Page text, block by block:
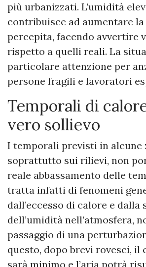
più urbanizzati. L’umidità
contribuisce ad aumentare
percepita, facendo avvertire
rispetto a quelli reali. La
particolare attenzione per
persone fragili e lavoratori
Temporali di
vero sollievo
I temporali previsti in alcune
soprattutto sui rilievi, non
reale abbassamento delle
tratta infatti di fenomeni
dall’eccesso di calore e dalla
dell’umidità nell’atmosfera,
passaggio di una
questo, dopo brevi rovesci, il
sarà minimo e l’aria potrà